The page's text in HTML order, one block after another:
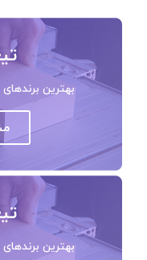
بهترین
بهترین